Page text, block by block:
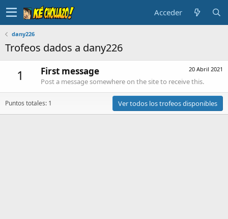
Acceder
dany226
Trofeos dados a dany226
1 20 Abril 2021
First message
Post a message somewhere on the site to receive this.
Puntos totales: 1 Ver todos los trofeos disponibles